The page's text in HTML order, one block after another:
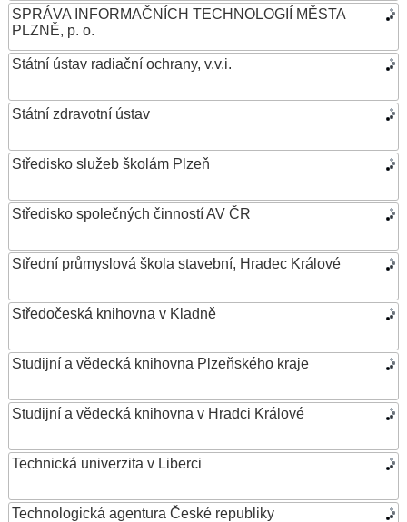
SPRÁVA INFORMAČNÍCH TECHNOLOGIÍ MĚSTA
PLZNĚ, p. o.
Státní ústav radiační ochrany, v.v.i.
Státní zdravotní ústav
Středisko služeb školám Plzeň
Středisko společných činností AV ČR
Střední průmyslová škola stavební, Hradec Králové
Středočeská knihovna v Kladně
Studijní a vědecká knihovna Plzeňského kraje
Studijní a vědecká knihovna v Hradci Králové
Technická univerzita v Liberci
Technologická agentura České republiky